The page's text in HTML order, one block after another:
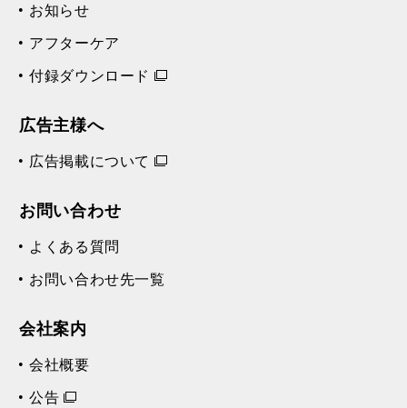
お知らせ
アフターケア
付録ダウンロード
広告主様へ
広告掲載について
お問い合わせ
よくある質問
お問い合わせ先一覧
会社案内
会社概要
公告